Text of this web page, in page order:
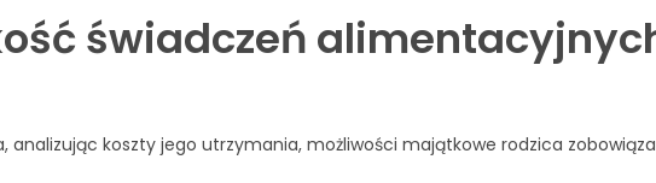
świadczeń
koszty jego utrzymania, możliwości majątkowe rodzica